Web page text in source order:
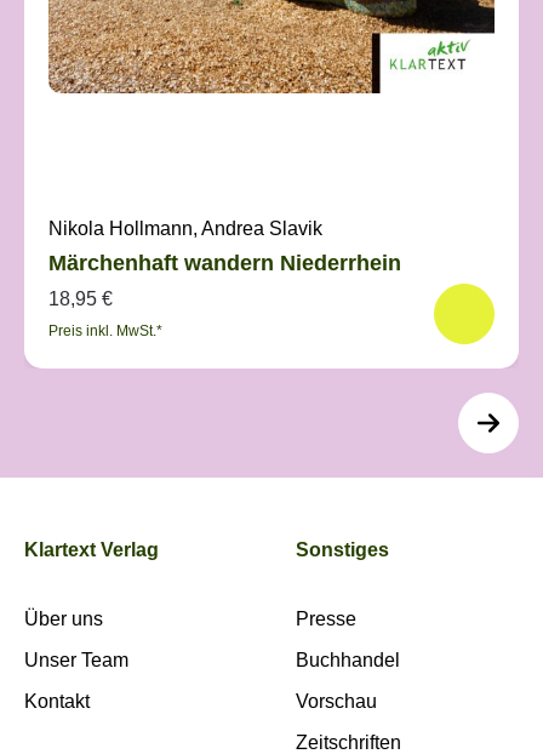
Nikola Hollmann, Andrea Slavik
Märchenhaft wandern Niederrhein
18,95 €
Preis inkl. MwSt.*
Klartext Verlag
Über uns
Unser Team
Kontakt
Sonstiges
Presse
Buchhandel
Vorschau
Zeitschriften